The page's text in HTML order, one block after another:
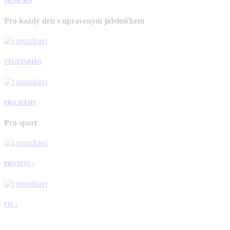
Pro každý den s upraveným jídelníčkem
VEGETARIÁN
PRO MÁMY
Pro sport
PROTEIN +
FIT +